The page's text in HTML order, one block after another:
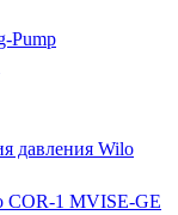
Pump
давления Wilo
COR-1 MVISE-GE